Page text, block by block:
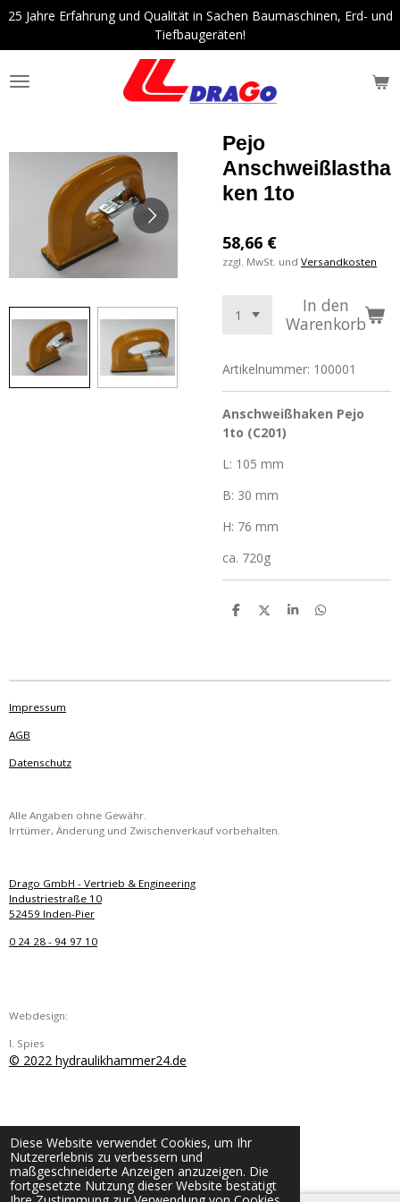
Diese Website verwendet Cookies, um Ihr
Nutzererlebnis zu verbessern und
maßgeschneiderte Anzeigen anzuzeigen. Die
fortgesetzte Nutzung dieser Website bestätigt
Zum
springen
25 Jahre Erfahrung und Qualität in Sachen Baumaschinen, Erd- und
Tiefbaugeräten!
Pejo
Anschweißlastha
ken 1to
58,66 €
zzgl. MwSt. und Versandkosten
In den
Warenkorb
Artikelnummer: 100001
Anschweißhaken Pejo
1to (C201)
L: 105 mm
B: 30 mm
H: 76 mm
ca. 720g
T
n
T
n
T
n
T
n
Impressum
AGB
Datenschutz
Alle Angaben ohne Gewähr.
Irrtümer, Änderung und Zwischenverkauf vorbehalten.
Drago GmbH - Vertrieb & Engineering
Industriestraße 10
52459 Inden-Pier
0 24 28 - 94 97 10
Webdesign:
I. Spies
© 2022 hydraulikhammer24.de